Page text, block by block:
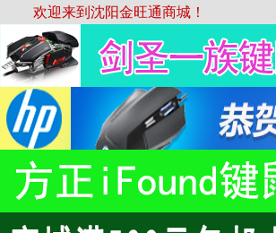
欢迎来到沈阳金旺通商城！